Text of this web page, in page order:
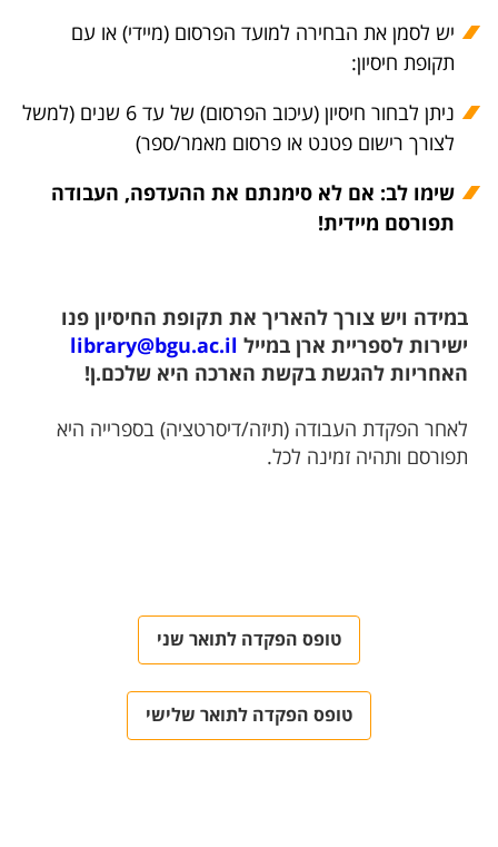
יש לסמן את הבחירה למועד הפרסום (מיידי) או עם
תקופת חיסיון:
ניתן לבחור חיסיון (עיכוב הפרסום) של עד 6 שנים (למשל
לצורך רישום פטנט או פרסום מאמר/ספר)
שימו לב: אם לא סימנתם את ההעדפה, העבודה
תפורסם מיידית!
במידה ויש צורך להאריך את תקופת החיסיון פנו
ישירות לספריית ארן במייל library@bgu.ac.il
האחריות להגשת בקשת הארכה היא שלכם.ן!
לאחר הפקדת העבודה (תיזה/דיסרטציה) בספרייה היא
תפורסם ותהיה זמינה לכל.
טופס הפקדה לתואר שני
טופס הפקדה לתואר שלישי